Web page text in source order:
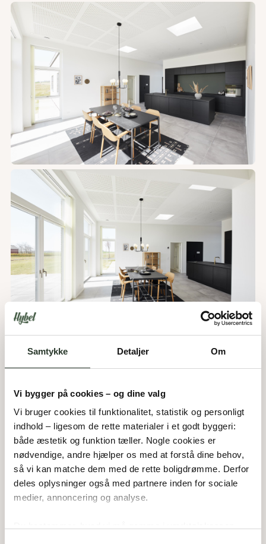
Samtykke Detaljer Om
Vi bygger på cookies – og dine valg
Vi bruger cookies til funktionalitet, statistik og personligt
indhold – ligesom de rette materialer i et godt byggeri:
både æstetik og funktion tæller. Nogle cookies er
nødvendige, andre hjælper os med at forstå dine behov,
så vi kan matche dem med de rette boligdrømme. Derfor
deles oplysninger også med partnere inden for sociale
medier, annoncering og analyse.